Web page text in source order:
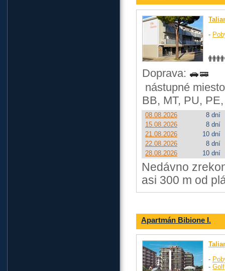
-
Doprava:
nástupné
BB, MT, PU,
08.08.2026
8 dní
15.08.2026
8 dní
21.08.2026
10 dní
22.08.2026
8 dní
28.08.2026
10 dní
Nedávno
asi 300 m od
Apartmán Bibione I.
-
- Golf